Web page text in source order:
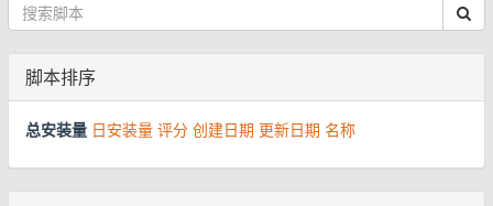
脚本排序
总安装量 日安装量 评分 创建日期 更新日期 名称